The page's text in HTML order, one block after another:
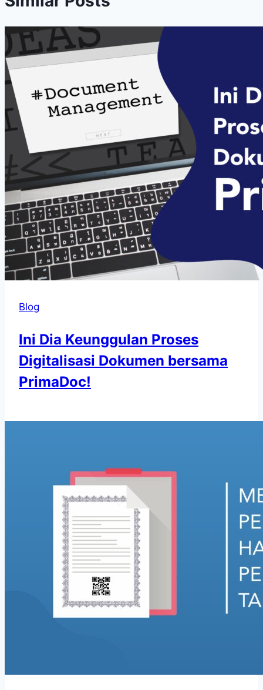
Blog
Ini Dia Keunggulan Proses
Digitalisasi Dokumen bersama
PrimaDoc!